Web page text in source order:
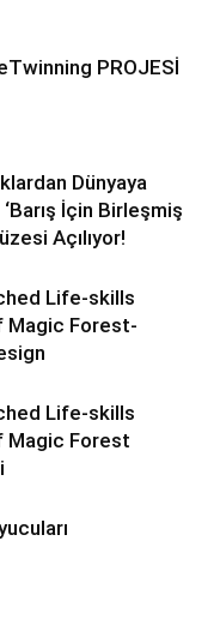
PROJESİ
Dünyaya
İçin Birleşmiş
Açılıyor!
Life-skills
Magic Forest-
Life-skills
Magic Forest